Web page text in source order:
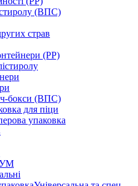
(ВПС)
страв
(PP)
бокси (ВПС)
для піци
упаковка